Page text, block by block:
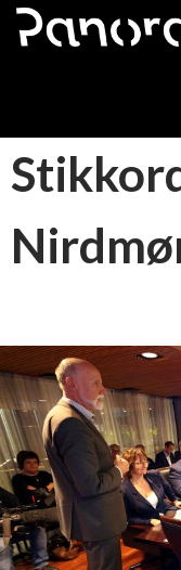
Søk
HOPP